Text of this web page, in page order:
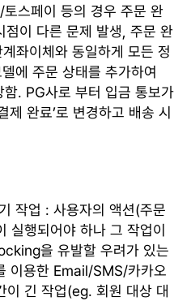
스페이 등의 경우 주문 완
점이 다른 문제 발생, 주문 완
좌이체와 동일하게 모든 정
에 주문 상태를 추가하여
함. PG사로 부터 입금 통보가
제 완료’로 변경하고 배송 시
작업 : 사용자의 액션(주문
실행되어야 하나 그 작업이
을 유발할 우려가 있는
이용한 Email/SMS/카카오
이 긴 작업(eg. 회원 대상 대